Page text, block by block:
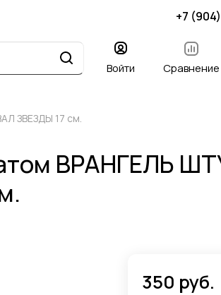
+7
Войти Сравнение
ЗВЕЗДЫ 17 см.
ВРАНГЕЛЬ
350 руб.